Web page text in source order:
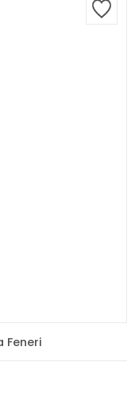
Feneri